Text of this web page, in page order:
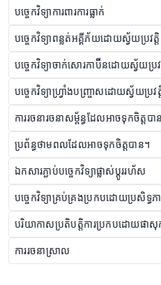
បច្ចេកវិទ្យាការពារការធ្លាក់
បច្ចេកវិទ្យាពន្លត់អគ្គីភ័យដោយស្វ័យប្រវត្តិ
បច្ចេកវិទ្យាចាក់សោរកាប៊ីនដោយស្វ័យប្រវ
បច្ចេកវិទ្យាហ្វ្រាំងបញ្ច្រាសដោយស្វ័យប្រវត្
ការរចនារចនាសម្ព័ន្ធដែលអាចទុកចិត្តបា
ប្រព័ន្ធថាមពលដែលអាចទុកចិត្តបាន។
ឯកសារភ្ជាប់បច្ចេកវិទ្យាផ្លាស់ប្តូររហ័ស
បច្ចេកវិទ្យាគ្រប់គ្រងប្រកបដោយប្រសិទ្ធភ
បរិយាកាសប្រតិបត្តិការប្រកបដោយផាសុ
ការរចនាស្រាល